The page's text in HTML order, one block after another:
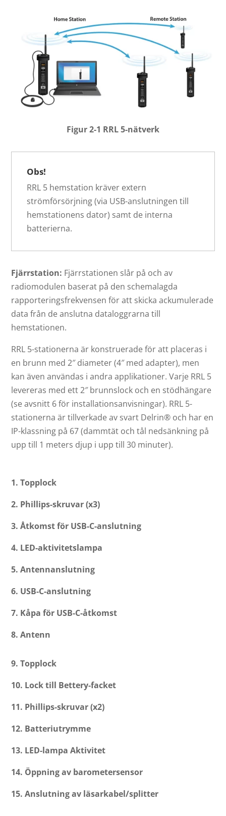
Figur 2-1 RRL 5-nätverk
Obs!
RRL 5 hemstation kräver extern
strömförsörjning (via USB-anslutningen till
hemstationens dator) samt de interna
batterierna.
Fjärrstation: Fjärrstationen slår på och av
radiomodulen baserat på den schemalagda
rapporteringsfrekvensen för att skicka ackumulerade
data från de anslutna dataloggrarna till
hemstationen.
RRL 5-stationerna är konstruerade för att placeras i
en brunn med 2″ diameter (4″ med adapter), men
kan även användas i andra applikationer. Varje RRL 5
levereras med ett 2″ brunnslock och en stödhängare
(se avsnitt 6 för installationsanvisningar). RRL 5-
stationerna är tillverkade av svart Delrin® och har en
IP-klassning på 67 (dammtät och tål nedsänkning på
upp till 1 meters djup i upp till 30 minuter).
1. Topplock
2. Phillips-skruvar (x3)
3. Åtkomst för USB-C-anslutning
4. LED-aktivitetslampa
5. Antennanslutning
6. USB-C-anslutning
7. Kåpa för USB-C-åtkomst
8. Antenn
9. Topplock
10. Lock till Bettery-facket
11. Phillips-skruvar (x2)
12. Batteriutrymme
13. LED-lampa Aktivitet
14. Öppning av barometersensor
15. Anslutning av läsarkabel/splitter